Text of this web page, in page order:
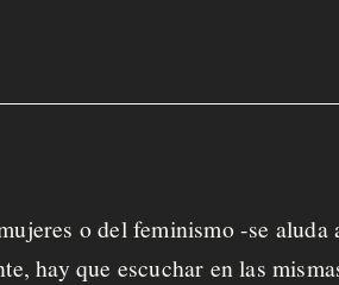
o del feminismo -se aluda
hay que escuchar en las